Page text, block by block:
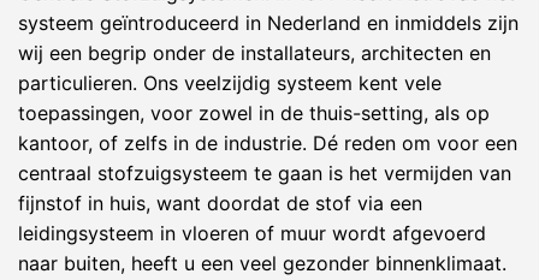
systeem geïntroduceerd in Nederland en inmiddels zijn
wij een begrip onder de installateurs, architecten en
particulieren. Ons veelzijdig systeem kent vele
toepassingen, voor zowel in de thuis-setting, als op
kantoor, of zelfs in de industrie. Dé reden om voor een
centraal stofzuigsysteem te gaan is het vermijden van
fijnstof in huis, want doordat de stof via een
leidingsysteem in vloeren of muur wordt afgevoerd
naar buiten, heeft u een veel gezonder binnenklimaat.